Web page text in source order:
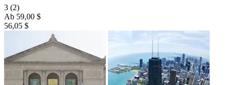
3 (2)
Ab 59,00 $
56,05 $